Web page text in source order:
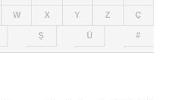
W X Y Z Ç
Ş Ü #